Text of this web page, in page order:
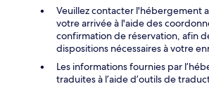
Veuillez contacter l'hébergement
votre arrivée à l'aide des
confirmation de réservation, afin
dispositions nécessaires à votre
Les informations fournies par
traduites à l’aide d’outils de